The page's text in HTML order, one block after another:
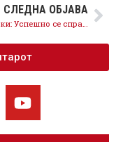
СЛЕДНА ОБЈАВА
Ковачевски: Успешно се справивме со енергетската криза, 660 илјади граѓани имаат помали сметки за струја